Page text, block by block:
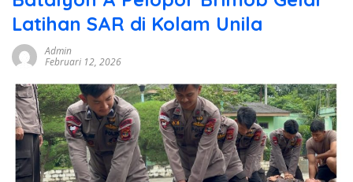
Latihan SAR di Kolam Unila
Admin
Februari 12, 2026